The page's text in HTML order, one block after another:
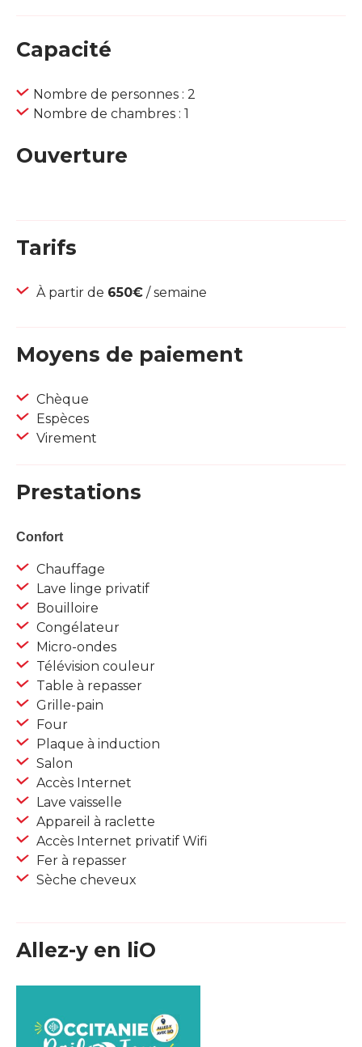
Capacité
Nombre de personnes : 2
Nombre de chambres : 1
Ouverture
Tarifs
À partir de 650€ / semaine
Moyens de paiement
Chèque
Espèces
Virement
Prestations
Confort
Chauffage
Lave linge privatif
Bouilloire
Congélateur
Micro-ondes
Télévision couleur
Table à repasser
Grille-pain
Four
Plaque à induction
Salon
Accès Internet
Lave vaisselle
Appareil à raclette
Accès Internet privatif Wifi
Fer à repasser
Sèche cheveux
Allez-y en liO